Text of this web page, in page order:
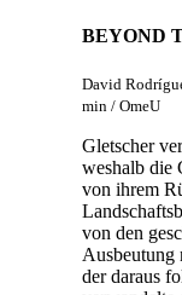
BEYOND
David
min / OmeU
Gletscher
weshalb die
von ihrem
von den
Ausbeutung
der daraus